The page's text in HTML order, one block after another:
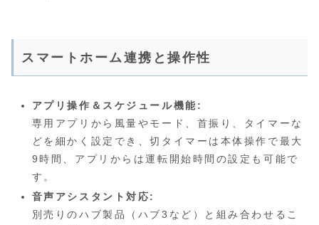
スマートホーム連携と操作性
アプリ操作＆スケジュール機能:
専用アプリから風量やモード、首振り、タイマーな
どを細かく設定でき、切タイマーは本体操作で最大
9時間、アプリからは運転開始時間の設定も可能で
す。
音声アシスタント対応:
別売りのハブ製品（ハブ3など）と組み合わせるこ